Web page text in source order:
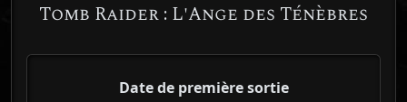
Tomb Raider : L'Ange des Ténèbres
Date de première sortie